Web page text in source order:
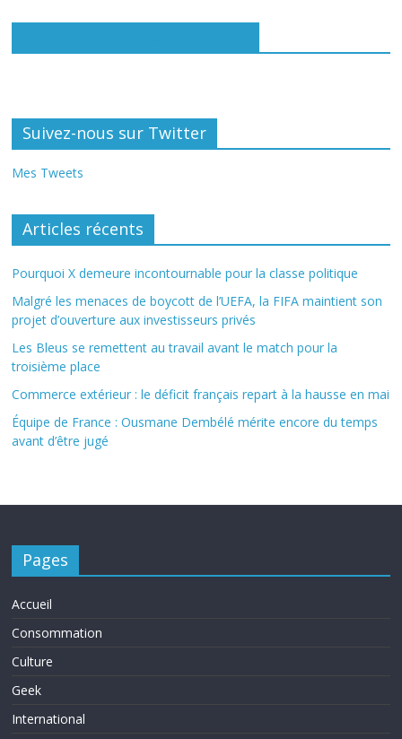
Suivez-nous sur Twitter
Mes Tweets
Articles récents
Pourquoi X demeure incontournable pour la classe politique
Malgré les menaces de boycott de l’UEFA, la FIFA maintient son
projet d’ouverture aux investisseurs privés
Les Bleus se remettent au travail avant le match pour la
troisième place
Commerce extérieur : le déficit français repart à la hausse en mai
Équipe de France : Ousmane Dembélé mérite encore du temps
avant d’être jugé
Pages
Accueil
Consommation
Culture
Geek
International